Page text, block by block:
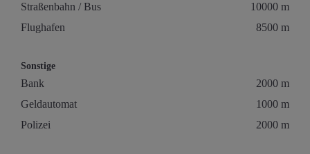
Straßenbahn / Bus
10000 m
Flughafen
8500 m
Sonstige
Bank
2000 m
Geldautomat
1000 m
Polizei
2000 m